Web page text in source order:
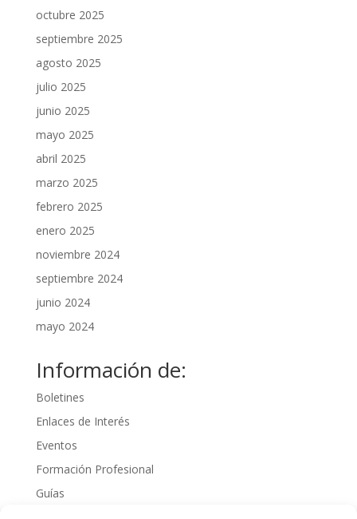
octubre 2025
septiembre 2025
agosto 2025
julio 2025
junio 2025
mayo 2025
abril 2025
marzo 2025
febrero 2025
enero 2025
noviembre 2024
septiembre 2024
junio 2024
mayo 2024
Información de:
Boletines
Enlaces de Interés
Eventos
Formación Profesional
Guías